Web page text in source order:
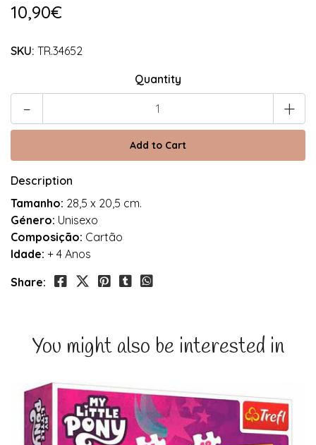
10,90€
SKU: TR.34652
Quantity
- +
Description
Tamanho: 28,5 x 20,5 cm.
Género: Unisexo
Composição: Cartão
Idade: + 4 Anos
Share:
You might also be interested in